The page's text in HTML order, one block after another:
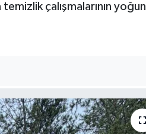
çalışmalarının yoğun